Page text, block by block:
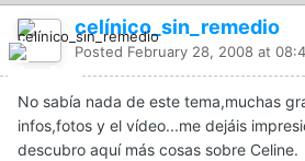
celínico_sin_remedio
Posted February 28, 2008 at
No sabía nada de este tema,muchas
infos,fotos y el vídeo...me dejáis
descubro aquí más cosas sobre Celine.